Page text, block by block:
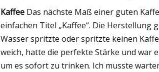
Kaffee Das nächste Maß einer guten
einfachen Titel „Kaffee“. Die Herstellung
Wasser spritzte oder spritzte keinen
weich, hatte die perfekte Stärke und war
um es sofort zu trinken. Ich musste